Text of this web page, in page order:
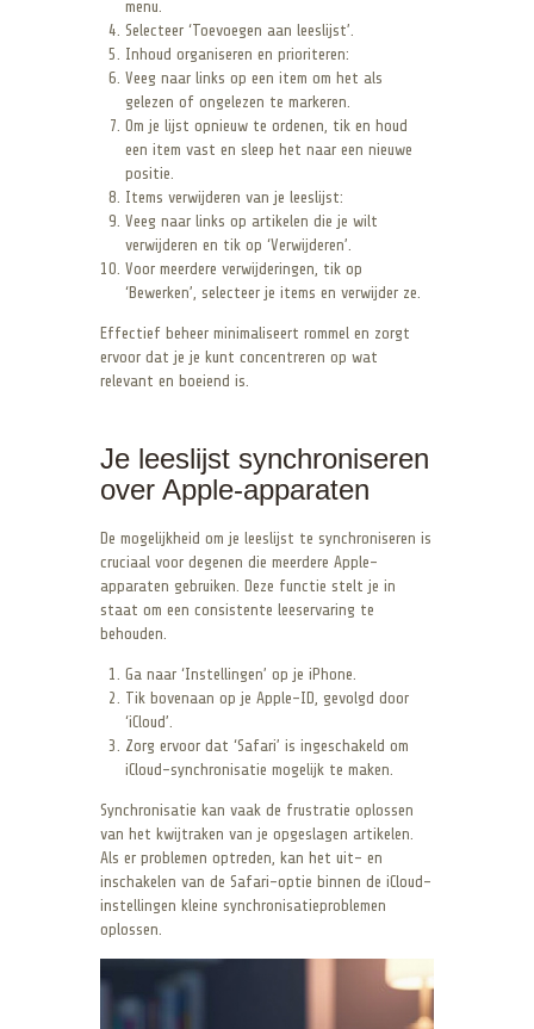
menu.
Selecteer ‘Toevoegen aan leeslijst’.
Inhoud organiseren en prioriteren:
Veeg naar links op een item om het als
gelezen of ongelezen te markeren.
Om je lijst opnieuw te ordenen, tik en houd
een item vast en sleep het naar een nieuwe
positie.
Items verwijderen van je leeslijst:
Veeg naar links op artikelen die je wilt
verwijderen en tik op ‘Verwijderen’.
Voor meerdere verwijderingen, tik op
‘Bewerken’, selecteer je items en verwijder ze.
Effectief beheer minimaliseert rommel en zorgt
ervoor dat je je kunt concentreren op wat
relevant en boeiend is.
Je leeslijst synchroniseren
over Apple-apparaten
De mogelijkheid om je leeslijst te synchroniseren is
cruciaal voor degenen die meerdere Apple-
apparaten gebruiken. Deze functie stelt je in
staat om een consistente leeservaring te
behouden.
Ga naar ‘Instellingen’ op je iPhone.
Tik bovenaan op je Apple-ID, gevolgd door
‘iCloud’.
Zorg ervoor dat ‘Safari’ is ingeschakeld om
iCloud-synchronisatie mogelijk te maken.
Synchronisatie kan vaak de frustratie oplossen
van het kwijtraken van je opgeslagen artikelen.
Als er problemen optreden, kan het uit- en
inschakelen van de Safari-optie binnen de iCloud-
instellingen kleine synchronisatieproblemen
oplossen.